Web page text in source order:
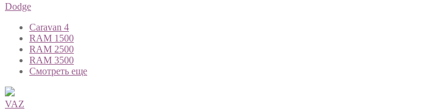
Dodge
Caravan 4
RAM 1500
RAM 2500
RAM 3500
Смотреть еще
VAZ